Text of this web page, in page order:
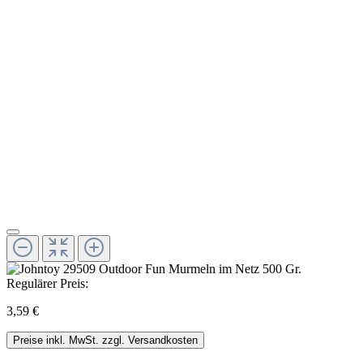
Regulärer Preis:
3,59 €
Preise inkl. MwSt. zzgl. Versandkosten